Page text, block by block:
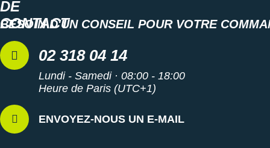
BESOIN D'UN CONSEIL POUR VOTRE
02 318 04 14
Lundi - Samedi · 08:00 - 18:00
Heure de Paris (UTC+1)
ENVOYEZ-NOUS UN E-MAIL